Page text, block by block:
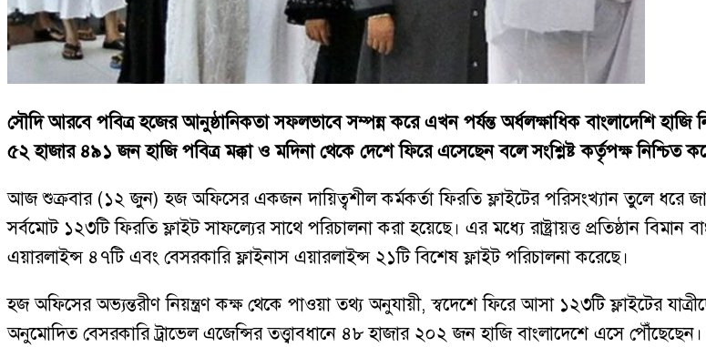
সৌদি আরবে পবিত্র হজের আনুষ্ঠানিকতা সফলভাবে সম্পন্ন করে এখন পর্যন্ত অর্ধলক্ষাধিক বাংলাদেশি
৫২ হাজার ৪৯১ জন হাজি পবিত্র মক্কা ও মদিনা থেকে দেশে ফিরে এসেছেন বলে সংশ্লিষ্ট কর্তৃপক্ষ নিশ্চিত
আজ শুক্রবার (১২ জুন) হজ অফিসের একজন দায়িত্বশীল কর্মকর্তা ফিরতি ফ্লাইটের পরিসংখ্যান তুলে ধরে
সর্বমোট ১২৩টি ফিরতি ফ্লাইট সাফল্যের সাথে পরিচালনা করা হয়েছে। এর মধ্যে রাষ্ট্রায়ত্ত প্রতিষ্ঠান
এয়ারলাইন্স ৪৭টি এবং বেসরকারি ফ্লাইনাস এয়ারলাইন্স ২১টি বিশেষ ফ্লাইট পরিচালনা করেছে।
হজ অফিসের অভ্যন্তরীণ নিয়ন্ত্রণ কক্ষ থেকে পাওয়া তথ্য অনুযায়ী, স্বদেশে ফিরে আসা ১২৩টি ফ্লাইটের
অনুমোদিত বেসরকারি ট্রাভেল এজেন্সির তত্ত্বাবধানে ৪৮ হাজার ২০২ জন হাজি বাংলাদেশে এসে পৌঁছেছেন।